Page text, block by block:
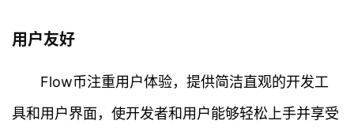
用户友好
Flow币注重用户体验，提供简洁直观的开发工
具和用户界面，使开发者和用户能够轻松上手并享受